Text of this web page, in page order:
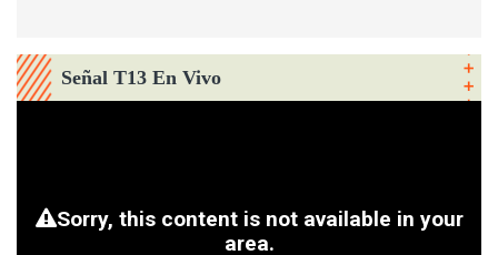
Señal T13 En Vivo